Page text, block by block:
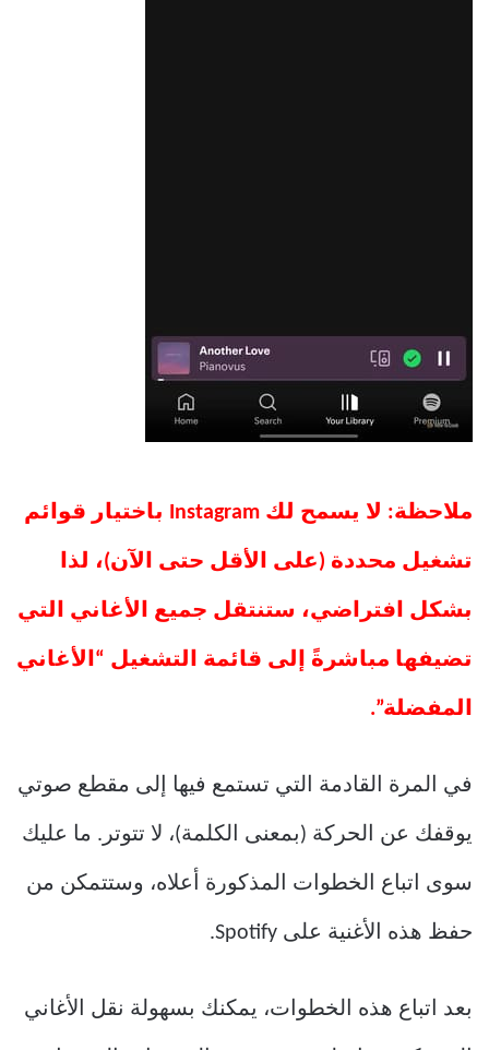
ملاحظة: لا يسمح لك Instagram باختيار قوائم
تشغيل محددة (على الأقل حتى الآن)، لذا
بشكل افتراضي، ستنتقل جميع الأغاني التي
تضيفها مباشرةً إلى قائمة التشغيل “الأغاني
المفضلة”.
في المرة القادمة التي تستمع فيها إلى مقطع صوتي
يوقفك عن الحركة (بمعنى الكلمة)، لا تتوتر. ما عليك
سوى اتباع الخطوات المذكورة أعلاه، وستتمكن من
حفظ هذه الأغنية على Spotify.
بعد اتباع هذه الخطوات، يمكنك بسهولة نقل الأغاني